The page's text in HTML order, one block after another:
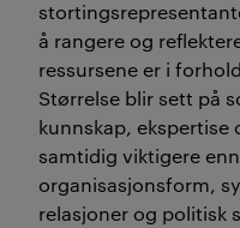
å rangere og
ressursene er i
Størrelse blir sett på
kunnskap, ekspertise
samtidig viktigere
organisasjonsform,
relasjoner og politisk